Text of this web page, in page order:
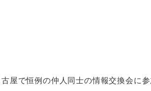
屋で恒例の仲人同士の情報交換会に